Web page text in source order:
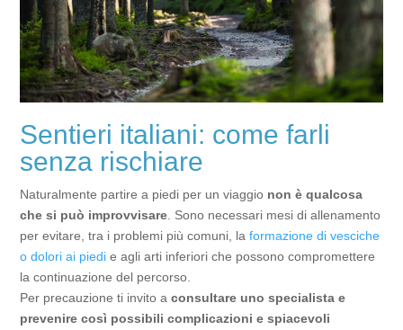
Sentieri italiani: come farli
senza rischiare
Naturalmente partire a piedi per un viaggio non è qualcosa
che si può improvvisare . Sono necessari mesi di allenamento
per evitare, tra i problemi più comuni, la formazione di vesciche
o dolori ai piedi e agli arti inferiori che possono compromettere
la continuazione del percorso.
Per precauzione ti invito aconsultare uno specialista e
prevenire così possibili complicazioni e spiacevoli